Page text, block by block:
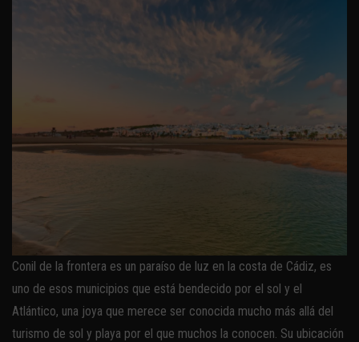
Conil de la frontera es un paraíso de luz en la costa de Cádiz, es
uno de esos municipios que está bendecido por el sol y el
Atlántico, una joya que merece ser conocida mucho más allá del
turismo de sol y playa por el que muchos la conocen. Su ubicación